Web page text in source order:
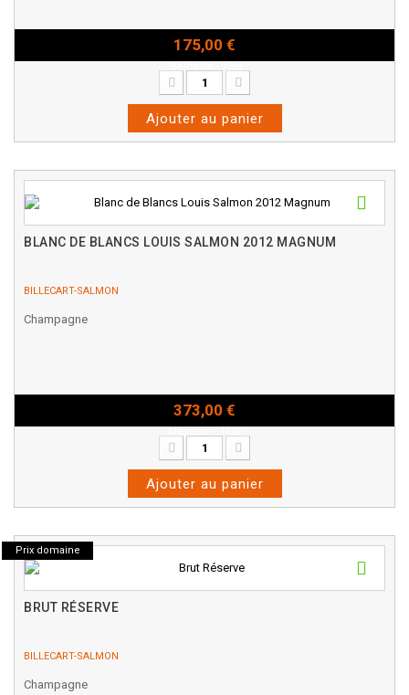
175,00 €
Ajouter au panier
BLANC DE BLANCS LOUIS SALMON 2012 MAGNUM
BILLECART-SALMON
Champagne
373,00 €
Ajouter au panier
Prix domaine
BRUT RÉSERVE
BILLECART-SALMON
Champagne